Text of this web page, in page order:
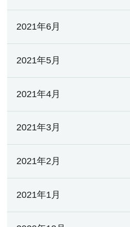
2021年6月
2021年5月
2021年4月
2021年3月
2021年2月
2021年1月